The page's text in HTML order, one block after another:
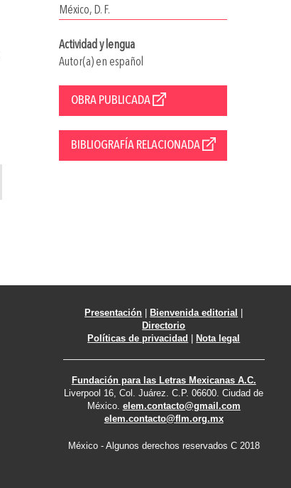
México, D. F.
Actividad y lengua
Autor(a) en español
OBRA PUBLICADA
BIBLIOGRAFÍA RELACIONADA
Presentación |Bienvenida editorial |
Directorio
Políticas de privacidad |Nota legal
Fundación para las Letras Mexicanas A.C.
Liverpool 16, Col. Juárez. C.P. 06600. Ciudad de
México. elem.contacto@gmail.com
elem.contacto@flm.org.mx
México - Algunos derechos reservados C 2018